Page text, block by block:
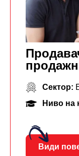
Сектор:
Ниво на
Види